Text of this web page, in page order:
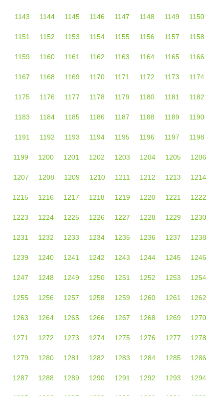
1143 1144 1145 1146 1147 1148 1149 1150
1151 1152 1153 1154 1155 1156 1157 1158
1159 1160 1161 1162 1163 1164 1165 1166
1167 1168 1169 1170 1171 1172 1173 1174
1175 1176 1177 1178 1179 1180 1181 1182
1183 1184 1185 1186 1187 1188 1189 1190
1191 1192 1193 1194 1195 1196 1197 1198
1199 1200 1201 1202 1203 1204 1205 1206
1207 1208 1209 1210 1211 1212 1213 1214
1215 1216 1217 1218 1219 1220 1221 1222
1223 1224 1225 1226 1227 1228 1229 1230
1231 1232 1233 1234 1235 1236 1237 1238
1239 1240 1241 1242 1243 1244 1245 1246
1247 1248 1249 1250 1251 1252 1253 1254
1255 1256 1257 1258 1259 1260 1261 1262
1263 1264 1265 1266 1267 1268 1269 1270
1271 1272 1273 1274 1275 1276 1277 1278
1279 1280 1281 1282 1283 1284 1285 1286
1287 1288 1289 1290 1291 1292 1293 1294